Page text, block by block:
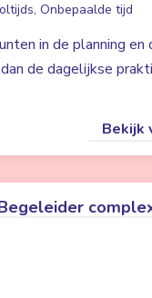
Onbepaalde tijd
in de planning en
de dagelijkse
Bekijk